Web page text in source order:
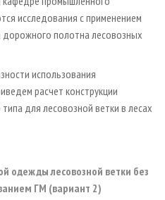
исследования с применением
полотна лесовозных
использования
расчет конструкции
для лесовозной ветки в лесах
одежды лесовозной ветки без
ГМ (вариант 2)